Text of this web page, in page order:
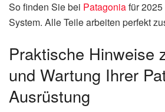
So finden Sie bei Patagoniafür
System. Alle Teile arbeiten perfekt
Praktische Hinweise
und Wartung Ihrer
Ausrüstung